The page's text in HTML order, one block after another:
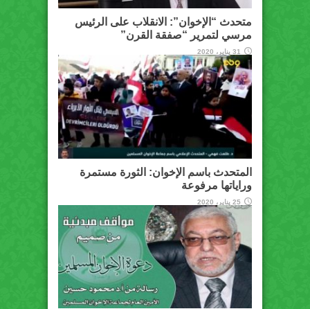
متحدث “الإخوان”: الانقلاب على الرئيس
مرسي لتمرير “صفقة القرن”
31 يناير، 2020
المتحدث باسم الإخوان: الثورة مستمرة
وراياتها مرفوعة
25 يناير، 2020